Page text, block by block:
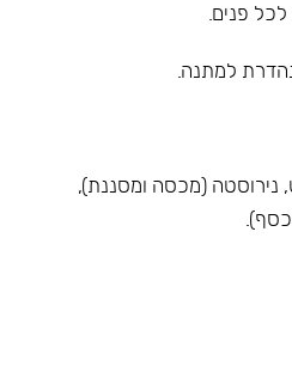
לכל פנים.
למתנה.
נירוסטה (מכסה ומסננת),